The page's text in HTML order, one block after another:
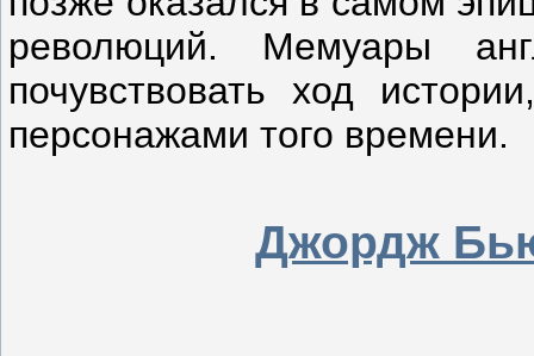
революций. Мемуары
почувствовать ход
персонажами того времени.
Джордж